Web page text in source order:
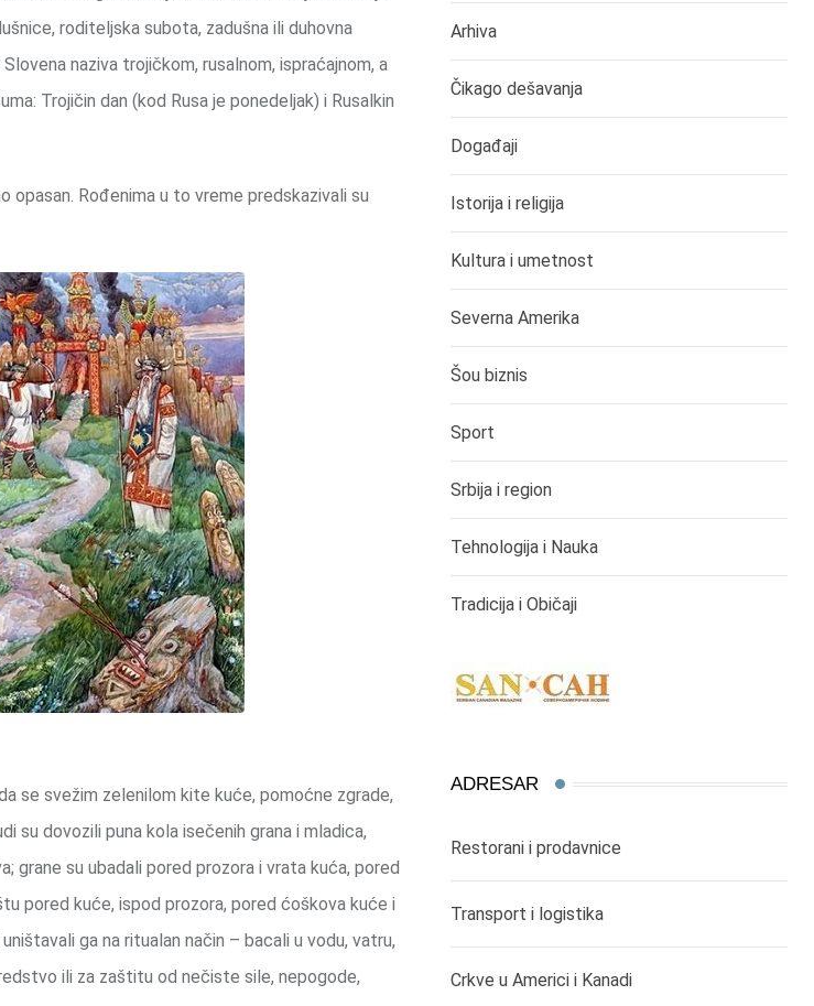
roditeljska subota, zadušna ili duhovna
naziva trojičkom, rusalnom, ispraćajnom, a
Trojičin dan (kod Rusa je ponedeljak) i Rusalkin
opasan. Rođenima u to vreme predskazivali su
se svežim zelenilom kite kuće, pomoćne zgrade,
su dovozili puna kola isečenih grana i mladica,
grane su ubadali pored prozora i vrata kuća, pored
pored kuće, ispod prozora, pored ćoškova kuće i
ga na ritualan način – bacali u vodu, vatru,
ili za zaštitu od nečiste sile, nepogode,
Arhiva
Čikago dešavanja
Događaji
Istorija i religija
Kultura i umetnost
Severna Amerika
Šou biznis
Sport
Srbija i region
Tehnologija i Nauka
Tradicija i Običaji
ADRESAR
Restorani i prodavnice
Transport i logistika
Crkve u Americi i Kanadi